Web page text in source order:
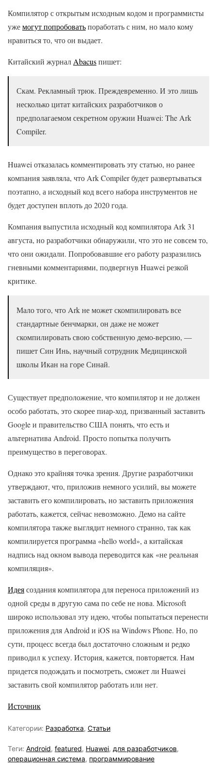
Компилятор с открытым исходным кодом и программисты
ужемогут попробоватьпоработать с ним, но мало кому
нравиться то, что он выдает.
Китайский журнал Abacusпишет:
Скам. Рекламный трюк. Преждевременно. И это лишь
несколько цитат китайских разработчиков о
предполагаемом секретном оружии Huawei: The Ark
Compiler.
Huawei отказалась комментировать эту статью, но ранее
компания заявляла, что Ark Compiler будет развертываться
поэтапно, а исходный код всего набора инструментов не
будет доступен вплоть до 2020 года.
Компания выпустила исходный код компилятора Ark 31
августа, но разработчики обнаружили, что это не совсем то,
что они ожидали. Попробовавшие его работу разразились
гневными комментариями, подвергнув Huawei резкой
критике.
Мало того, что Ark не может скомпилировать все
стандартные бенчмарки, он даже не может
скомпилировать свою собственную демо-версию, —
пишет Син Инь, научный сотрудник Медицинской
школы Икан на горе Синай.
Существует предположение, что компилятор и не должен
особо работать, это скорее пиар-ход, призванный заставить
Google и правительство США понять, что есть и
альтернатива Android. Просто попытка получить
преимущество в переговорах.
Однако это крайняя точка зрения. Другие разработчики
утверждают, что, приложив немного усилий, вы можете
заставить его компилировать, но заставить приложения
работать, кажется, сейчас невозможно. Демо на сайте
компилятора также выглядит немного странно, так как
компилируется программа «hello world», а китайская
надпись над окном вывода переводится как «не реальная
компиляция».
Идеясоздания компилятора для переноса приложений из
одной среды в другую сама по себе не нова. Microsoft
широко использовал эту идею, чтобы попытаться перенести
приложения для Android и iOS на Windows Phone. Но, по
сути, процесс всегда был достаточно сложным и редко
приводил к успеху. История, кажется, повторяется. Нам
придется подождать и посмотреть, сможет ли Huawei
заставить свой компилятор работать или нет.
Источник
Категории: Разработка, Статьи
Теги: Android, featured, Huawei, для разработчиков,
операционная система, программирование